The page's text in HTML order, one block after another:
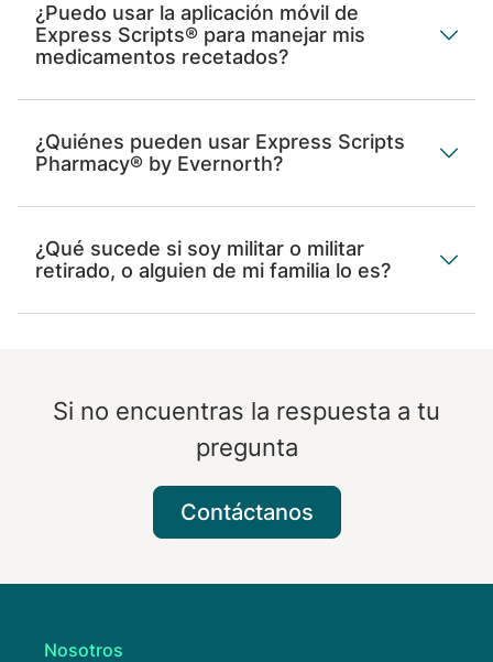
¿Puedo usar la aplicación móvil de
Express Scripts® para manejar mis
medicamentos recetados?
¿Quiénes pueden usar Express Scripts
Pharmacy® by Evernorth?
¿Qué sucede si soy militar o militar
retirado, o alguien de mi familia lo es?
Si no encuentras la respuesta a tu
pregunta
Contáctanos
Nosotros